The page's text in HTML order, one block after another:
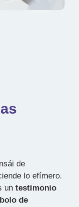
de
lo efímero.
un testimonio
de